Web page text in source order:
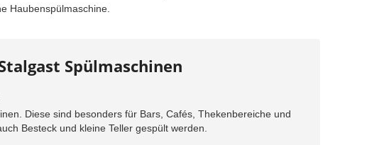
Haubenspülmaschine.
Spülmaschinen
Diese sind besonders für Bars, Cafés, Thekenbereiche und
Besteck und kleine Teller gespült werden.